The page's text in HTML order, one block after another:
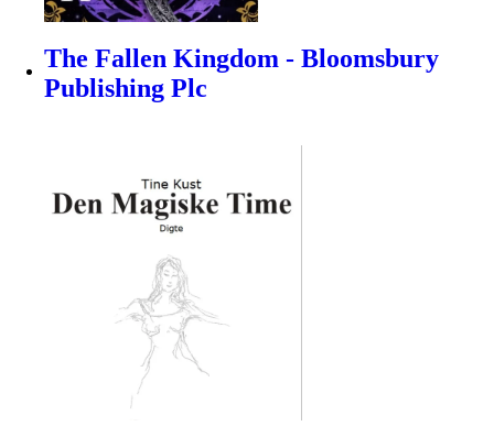
The Fallen Kingdom - Bloomsbury
Publishing Plc